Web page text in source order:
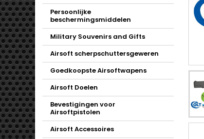
Persoonlijke
beschermingsmiddelen
Military Souvenirs and Gifts
Airsoft scherpschuttersgeweren
Goedkoopste Airsoftwapens
Airsoft Doelen
Bevestigingen voor
Airsoftpistolen
Airsoft Accessoires